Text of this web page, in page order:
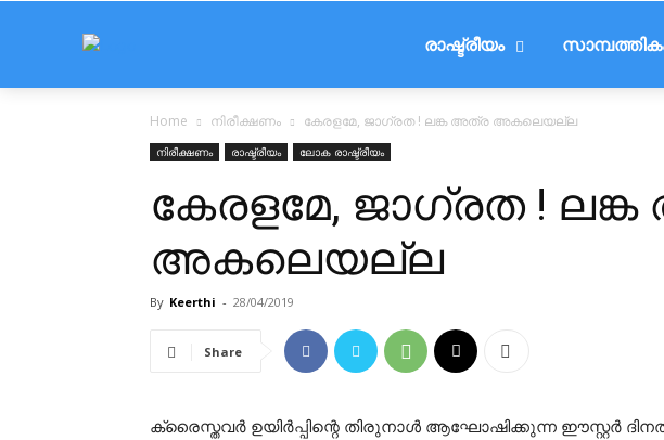
രാഷ്ട്രീയം
Home നിരീക്ഷണം കേരളമേ, ജാഗ്രത ! ലങ്ക അത്ര അകലെയല്ല
നിരീക്ഷണം രാഷ്ട്രീയം ലോക രാഷ്ട്രീയം
കേരളമേ, ജാഗ്രത !
അകലെയല്ല
By Keerthi - 28/04/2019
Share
ക്രൈസ്തവര്‍ ഉയിര്‍പ്പിന്റെ തിരുനാള്‍ ആഘോഷിക്കുന്ന ഈസ്റ്റര്‍